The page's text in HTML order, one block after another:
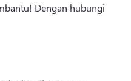
Dengan hubungi